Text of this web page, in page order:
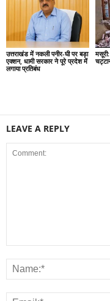
उत्तराखंड में नकली पनीर-घी पर बड़ा
एक्शन, धामी सरकार ने पूरे प्रदेश में
लगाया प्रतिबंध
LEAVE A REPLY